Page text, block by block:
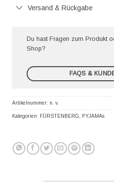
Versand & Rückgabe
Du hast Fragen zum Produkt
Shop?
FAQS &
Artikelnummer: n. v.
Kategorien: FÜRSTENBERG PYJAMAs